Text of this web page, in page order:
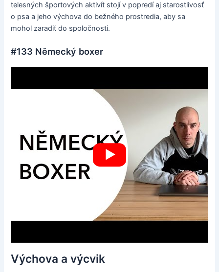
telesných športových aktivít stojí v popredí aj starostlivosť
o psa a jeho výchova do bežného prostredia, aby sa
mohol zaradiť do spoločnosti.
#133 Německý boxer
Výchova a výcvik